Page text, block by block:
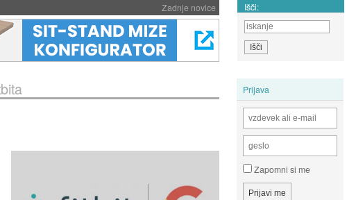
Zadnje novice Išči:
Prijava
Zapomni si me